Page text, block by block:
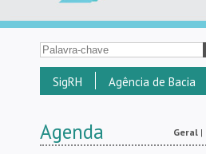
SigRH Agência de Bacia
Agenda Geral |